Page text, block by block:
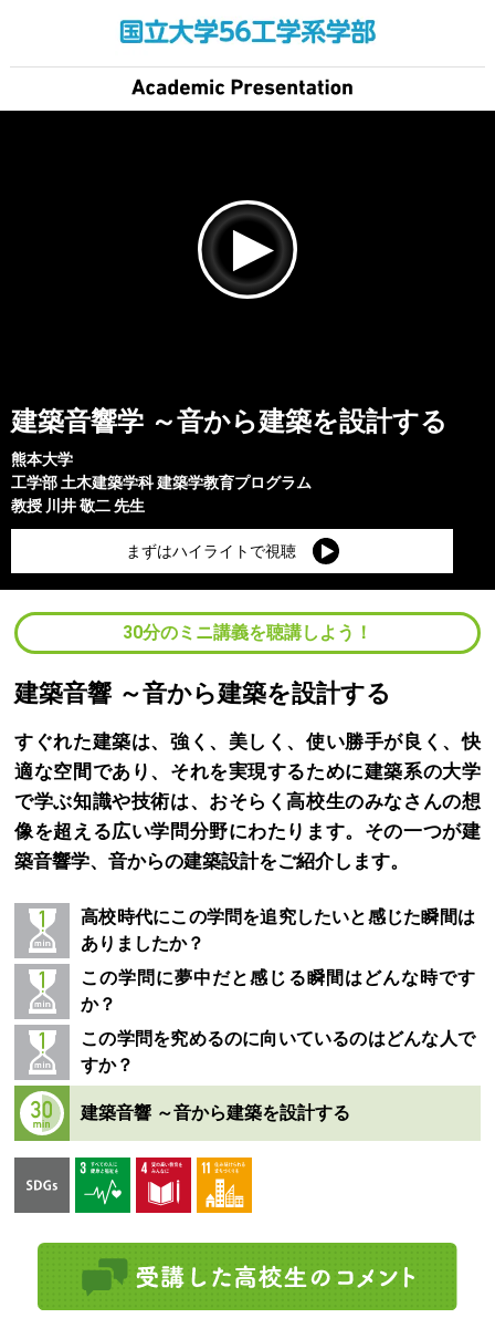
建築音響学 ～音から建築を設計する
熊本大学
工学部 土木建築学科 建築学教育プログラム
教授 川井 敬二先生
まずはハイライトで視聴
30分のミニ講義を聴講しよう！
建築音響 ～音から建築を設計する
すぐれた建築は、強く、美しく、使い勝手が良く、快
適な空間であり、それを実現するために建築系の大学
で学ぶ知識や技術は、おそらく高校生のみなさんの想
像を超える広い学問分野にわたります。その一つが建
築音響学、音からの建築設計をご紹介します。
高校時代にこの学問を追究したいと感じた瞬間は
ありましたか？
この学問に夢中だと感じる瞬間はどんな時です
か？
この学問を究めるのに向いているのはどんな人で
すか？
建築音響 ～音から建築を設計する